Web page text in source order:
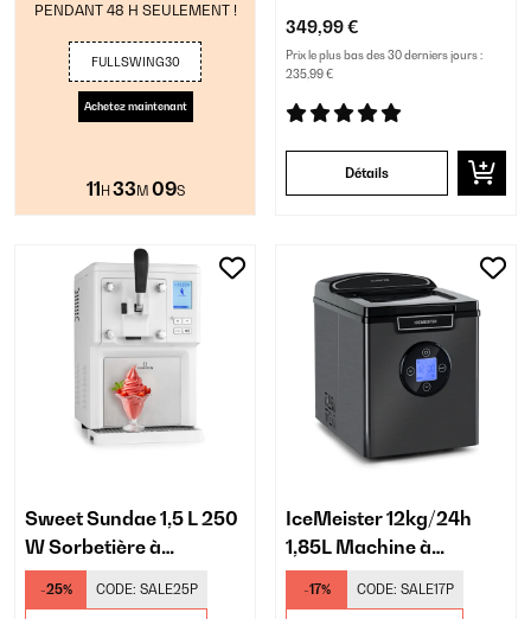
PENDANT 48 H SEULEMENT !
FULLSWING30
Achetez maintenant
11 H 33M 08S
349,99 €
Prix le plus bas des 30 derniers jours :
235,99 €
Détails
Sweet Sundae 1,5 L 250
W Sorbetière à
compresseur Blanche
-25% CODE: SALE25P
IceMeister 12kg/24h
1,85L Machine à
Glaçons Noir
-17% CODE: SALE17P